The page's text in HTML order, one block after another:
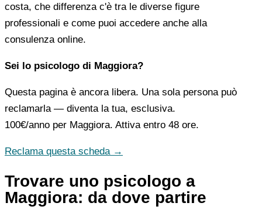
costa, che differenza c'è tra le diverse figure
professionali e come puoi accedere anche alla
consulenza online.
Sei lo psicologo di Maggiora?
Questa pagina è ancora libera. Una sola persona può
reclamarla — diventa la tua, esclusiva.
100€/anno per Maggiora. Attiva entro 48 ore.
Reclama questa scheda →
Trovare uno psicologo a
Maggiora: da dove partire